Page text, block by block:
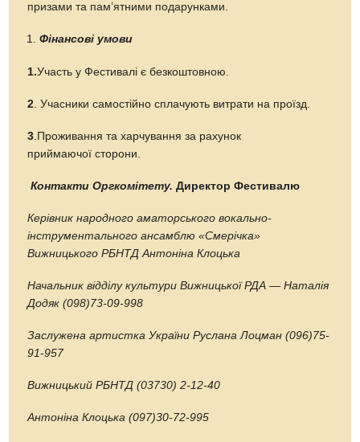
призами та пам’ятними подарунками.
Фінансові умови
1.Участь у Фестивалі є безкоштовною.
2. Учасники самостійно сплачують витрати на проїзд.
3.Проживання та харчування за рахунок
приймаючої сторони.
Контакти Оргкомітету. Директор Фестивалю
Керівник народного аматорського вокально-
інструментального ансамблю «Смерічка»
Вижницького РБНТД Антоніна Клоцька
Начальник відділу культури Вижницької РДА — Наталія
Додяк (098)73-09-998
Заслужена артистка України Руслана Лоцман (096)75-
91-957
Вижницький РБНТД (03730) 2-12-40
Антоніна Клоцька (097)30-72-995